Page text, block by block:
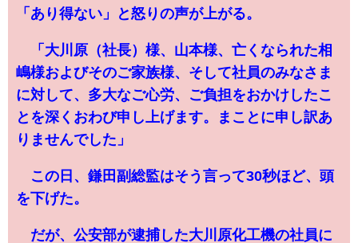
「あり得ない」と怒りの声が上がる。
「大川原（社長）様、山本様、亡くなられた相
嶋様およびそのご家族様、そして社員のみなさま
に対して、多大なご心労、ご負担をおかけしたこ
とを深くおわび申し上げます。まことに申し訳あ
りませんでした」
この日、鎌田副総監はそう言って30秒ほど、頭
を下げた。
だが、公安部が逮捕した大川原化工機の社員に